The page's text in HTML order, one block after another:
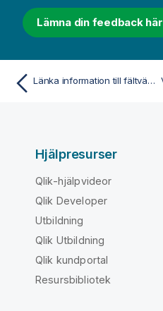
Lämna din feedback här
Länka information till fältvärden
Hjälpresurser
Qlik-hjälpvideor
Qlik Developer
Utbildning
Qlik Utbildning
Qlik kundportal
Resursbibliotek